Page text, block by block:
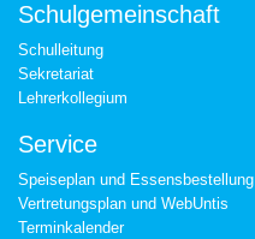
Schulgemeinschaft
Schulleitung
Sekretariat
Lehrerkollegium
Service
Speiseplan und Essensbestellung
Vertretungsplan und WebUntis
Terminkalender